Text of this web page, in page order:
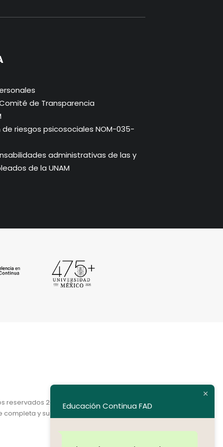
de Transparencia
riesgos psicosociales NOM-035-
administrativas de las y
de la UNAM
reservados 2020.
y su dirección electrónica.
Educación Continua FAD